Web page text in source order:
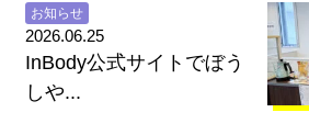
2026.06.25
お知らせ
InBody公式サイトでぼう
しや...